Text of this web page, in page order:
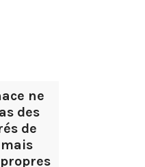
ne
des
de